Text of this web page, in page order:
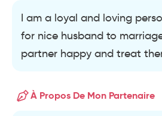
I am a loyal and loving
for nice husband to
partner happy and treat
À Propos De Mon Partenaire